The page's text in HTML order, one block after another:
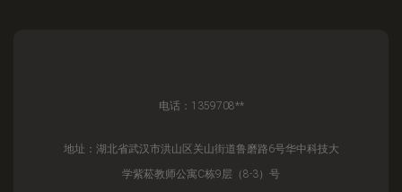
电话：1359708**
地址：湖北省武汉市洪山区关山街道鲁磨路6号华中科技大
学紫菘教师公寓C栋9层（8-3）号